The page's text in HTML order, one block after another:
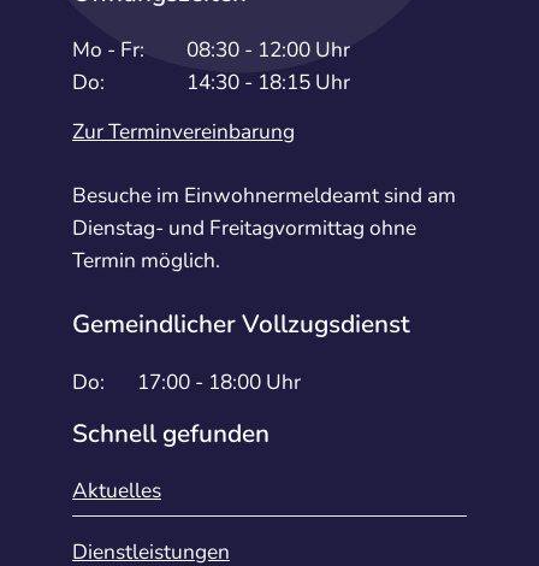
Mo - Fr:
08:30 - 12:00 Uhr
Do:
14:30 - 18:15 Uhr
Zur Terminvereinbarung
Besuche im Einwohnermeldeamt sind am
Dienstag- und Freitagvormittag ohne
Termin möglich.
Gemeindlicher Vollzugsdienst
Do: 17:00 - 18:00 Uhr
Schnell gefunden
Aktuelles
Dienstleistungen